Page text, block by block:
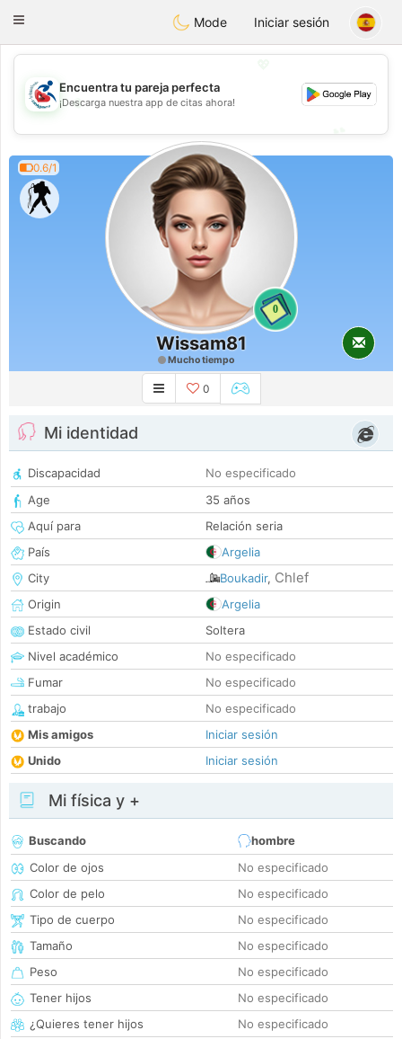
Handi Space
Toggle
Mode Iniciar sesión
💖
💕
Encuentra tu pareja perfecta
¡Descarga nuestra app de citas ahora!
0.6/1
0
Wissam81
Mucho tiempo
0
Mi identidad
Discapacidad
No especificado
Age
35 años
Aquí para
Relación seria
País
Argelia
City
Boukadir, Chlef
Origin
Argelia
Estado civil
Soltera
Nivel académico
No especificado
Fumar
No especificado
trabajo
No especificado
Mis amigos
Iniciar sesión
Unido
Iniciar sesión
Mi física y +
Buscando
hombre
Color de ojos
No especificado
Color de pelo
No especificado
Tipo de cuerpo
No especificado
Tamaño
No especificado
Peso
No especificado
Tener hijos
No especificado
¿Quieres tener hijos
No especificado